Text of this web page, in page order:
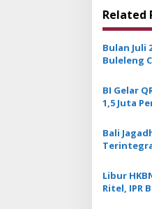
i
i
Related
Bulan Juli
Buleleng
BI Gelar
1,5 Juta
Bali
Libur
Ritel, IPR